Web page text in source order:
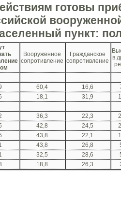
готовы
пункт:
Вооруженное
сопротивление
Гражданское
сопротивление
в
60,4 16,6
18,1 31,9
36,3 22,3
42,8 24,5
43,8 22,1
43,8 26,8
32,5 28,6
18,8 26,3